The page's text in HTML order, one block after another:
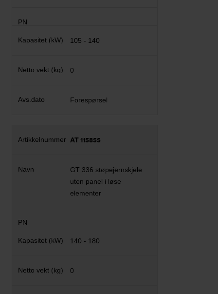
105 - 140
0
Forespørsel
AT 115855
GT 336 støpejernskjele
uten panel i løse
elementer
140 - 180
0